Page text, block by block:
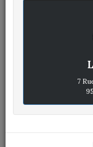
ÉCRIT LE
Rapport qualité /
Service :
Ambiance :
7